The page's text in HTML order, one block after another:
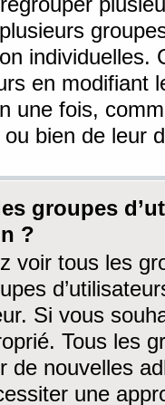
individuelles.
en modifiant
une fois,
bien de leur
groupes
?
voir tous les
Si vous
Tous les
de nouvelles
une